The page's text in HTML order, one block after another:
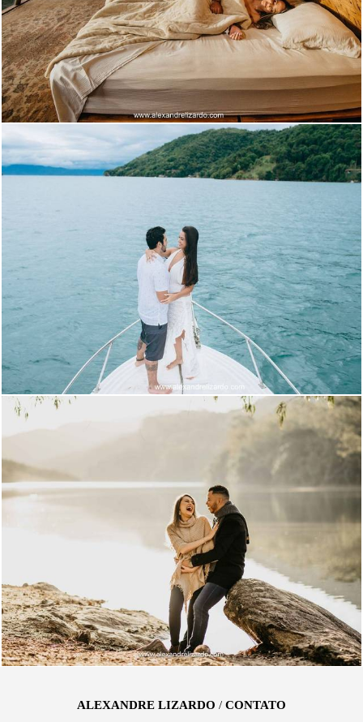
4743 7
6285 7
5911
ALEXANDRE LIZARDO / CONTATO